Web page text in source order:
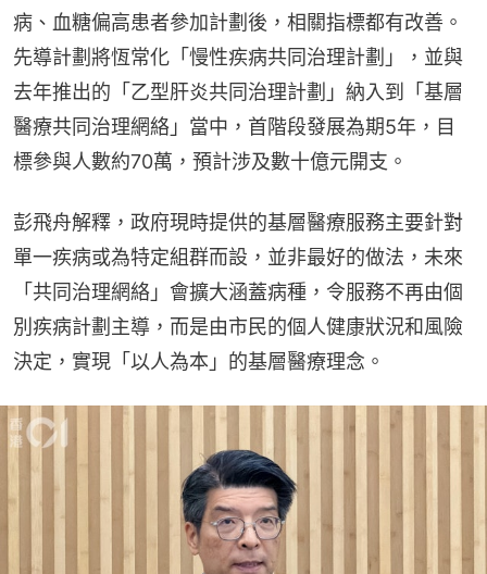
病、血糖偏高患者參加計劃後，相關指標都有改善。
先導計劃將恆常化「慢性疾病共同治理計劃」，並與
去年推出的「乙型肝炎共同治理計劃」納入到「基層
醫療共同治理網絡」當中，首階段發展為期5年，目
標參與人數約70萬，預計涉及數十億元開支。
彭飛舟解釋，政府現時提供的基層醫療服務主要針對
單一疾病或為特定組群而設，並非最好的做法，未來
「共同治理網絡」會擴大涵蓋病種，令服務不再由個
別疾病計劃主導，而是由市民的個人健康狀況和風險
決定，實現「以人為本」的基層醫療理念。